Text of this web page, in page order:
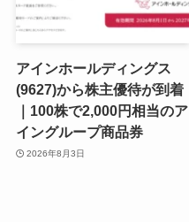
アインホールディングス
(9627)から株主優待が到着
｜100株で2,000円相当のア
イングループ商品券
2026年8月3日